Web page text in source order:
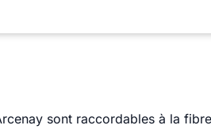
sont raccordables à la